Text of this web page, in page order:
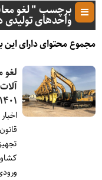
برچسب " لغو
واحد‌های تولیدی در
مجموع محتوای دارای این
۱۴۰۱